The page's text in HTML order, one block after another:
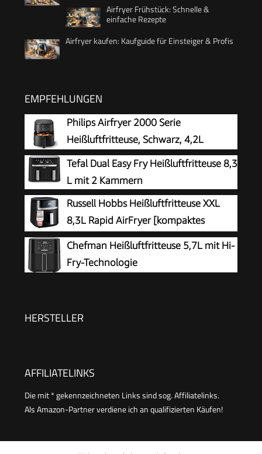
Airfryer Frühstück: Schnelle &
einfache Rezepte
Airfryer kaufen: Kaufguide für Einsteiger & Profis
EMPFEHLUNGEN
Philips Airfryer 2000 Serie
Heißluftfritteuse, Schwarz, 4,2L
Tefal Dual Easy Fry Heißluftfritteuse 8,3
L mit 2 Kammern
Russell Hobbs Heißluftfritteuse XXL
8,3L Rapid AirFryer [kompaktes
Gehäuse, sehr leise, Pizza Ø 26cm]
SatisFry (9 Programme, spülmaschinenfest,
Fritteuse ohne Öl, TouchScreen,Grillen,Backen)
Chefman Heißluftfritteuse 5,7L mit Hi-
Fry-Technologie
HERSTELLER
AFFILIATELINKS
Die mit * gekennzeichneten Links sind sog. Affiliatelinks.
Als Amazon-Partner verdiene ich an qualifizierten Käufen!